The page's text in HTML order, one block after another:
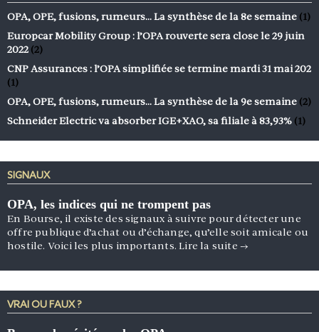
OPA, OPE, fusions, rumeurs… La synthèse de la 8e semaine (1)
Europcar Mobility Group : l’OPA rouverte sera close le 29 juin
2022 (2)
CNP Assurances : l’OPA simplifiée se termine mardi 31 mai 202
(1)
OPA, OPE, fusions, rumeurs… La synthèse de la 9e semaine (2)
Schneider Electric va absorber IGE+XAO, sa filiale à 83,93% (1)
SIGNAUX
OPA, les indices qui ne trompent pas
En Bourse, il existe des signaux à suivre pour détecter une
offre publique d’achat ou d’échange, qu’elle soit amicale ou
hostile. Voici les plus importants.Lire la suite →
VRAI OU FAUX ?